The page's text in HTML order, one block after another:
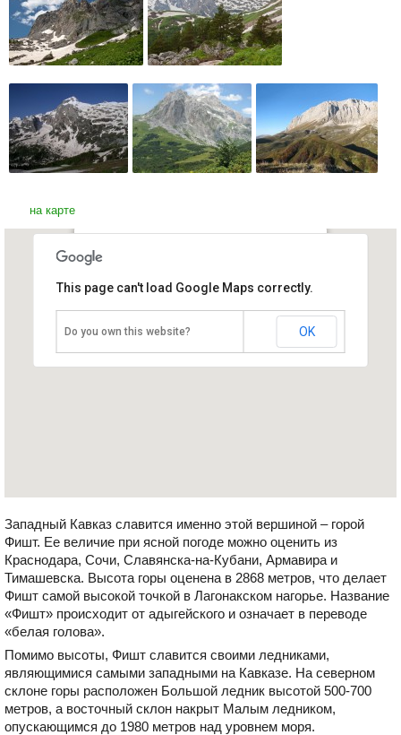
на карте
Россия, Сочи
This page can't load Google Maps correctly.
Do you own this website? OK
Западный Кавказ славится именно этой вершиной – горой
Фишт. Ее величие при ясной погоде можно оценить из
Краснодара, Сочи, Славянска-на-Кубани, Армавира и
Тимашевска. Высота горы оценена в 2868 метров, что делает
Фишт самой высокой точкой в Лагонакском нагорье. Название
«Фишт» происходит от адыгейского и означает в переводе
«белая голова».
Помимо высоты, Фишт славится своими ледниками,
являющимися самыми западными на Кавказе. На северном
склоне горы расположен Большой ледник высотой 500-700
метров, а восточный склон накрыт Малым ледником,
опускающимся до 1980 метров над уровнем моря.